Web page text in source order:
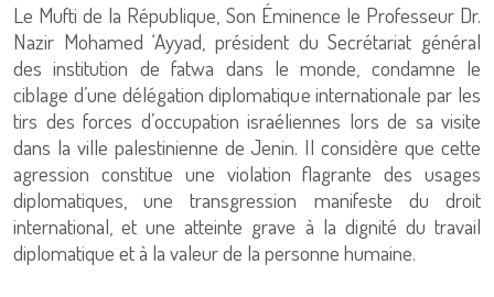
Le Mufti de la République, Son Éminence le Professeur Dr.
Nazir Mohamed ‘Ayyad, président du Secrétariat général
des institution de fatwa dans le monde, condamne le
ciblage d’une délégation diplomatique internationale par les
tirs des forces d’occupation israéliennes lors de sa visite
dans la ville palestinienne de Jenin. Il considère que cette
agression constitue une violation flagrante des usages
diplomatiques, une transgression manifeste du droit
international, et une atteinte grave à la dignité du travail
diplomatique et à la valeur de la personne humaine.